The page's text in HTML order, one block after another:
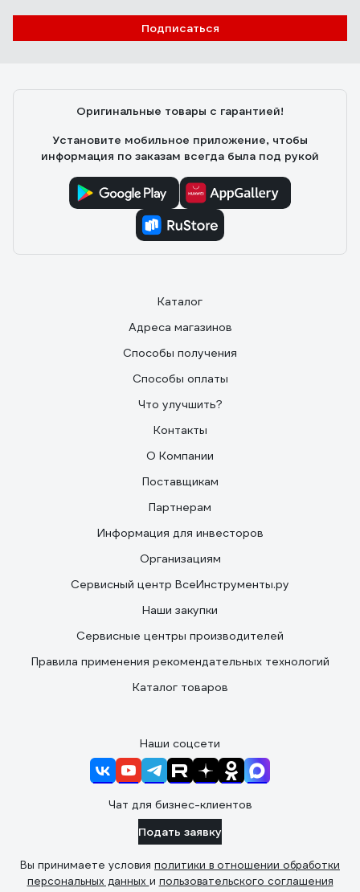
Отзыв об очках Jeta Safety JSG1011-C
Андрей 18.01.2022
Лёгкие, удобные, не запотевает, недорогие
Подписаться
Оригинальные товары с гарантией!
Установите мобильное приложение, чтобы
информация по заказам всегда была под рукой
Каталог
Адреса магазинов
Способы получения
Способы оплаты
Что улучшить?
Контакты
О Компании
Поставщикам
Партнерам
Информация для инвесторов
Организациям
Сервисный центр ВсеИнструменты.ру
Наши закупки
Сервисные центры производителей
Правила применения рекомендательных технологий
Каталог товаров
Наши соцсети
Чат для бизнес-клиентов
Подать заявку
Вы принимаете условия политики в отношении обработки
персональных данных и пользовательского соглашения